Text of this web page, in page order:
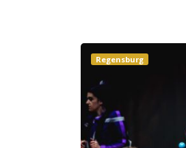
Regensburg